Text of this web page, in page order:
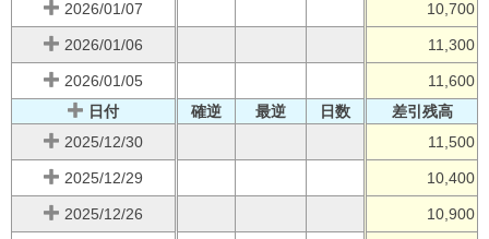
2026/01/07 10,700
2026/01/06 11,300
2026/01/05
11,600
日付
確逆 最逆 日数
差引残高
2025/12/30
11,500
2025/12/29 10,400
2025/12/26 10,900